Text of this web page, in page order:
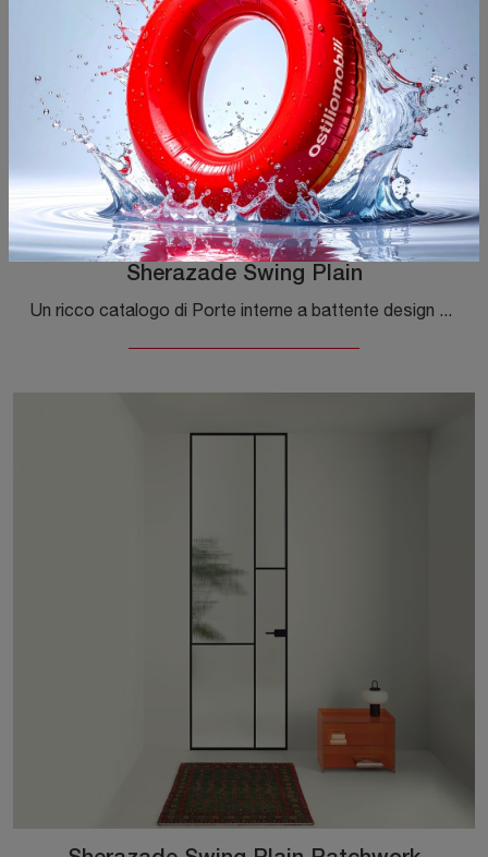
Sherazade Swing Plain
Un ricco catalogo di Porte interne a battente design ti attende! Entra per scoprire la porta Sherazade Swing Plain di Glas Italia.